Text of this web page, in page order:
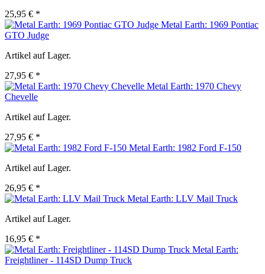
25,95 € *
Metal Earth: 1969 Pontiac
GTO Judge
Artikel auf Lager.
27,95 € *
Metal Earth: 1970 Chevy
Chevelle
Artikel auf Lager.
27,95 € *
Metal Earth: 1982 Ford F-150
Artikel auf Lager.
26,95 € *
Metal Earth: LLV Mail Truck
Artikel auf Lager.
16,95 € *
Metal Earth:
Freightliner - 114SD Dump Truck